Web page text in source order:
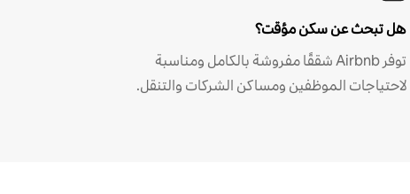
هل تبحث عن سكن مؤقت؟
توفر Airbnb شققًا مفروشة بالكامل ومناسبة
لاحتياجات الموظفين ومساكن الشركات والتنقل.